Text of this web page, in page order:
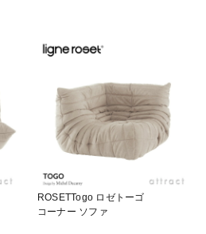
ROSETTogo ロゼトーゴ
コーナー ソファ